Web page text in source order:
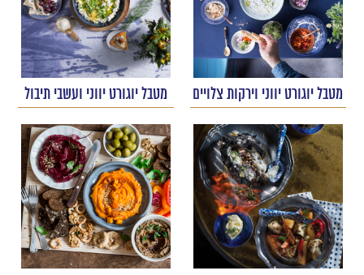
מטבל יוגורט יווני וירקות צלויים מטבל יוגורט יווני ועשבי תיבול